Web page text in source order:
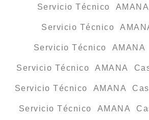
Servicio Técnico
Servicio Técnico
Servicio Técnico AMANA
Servicio Técnico AMANA
Servicio Técnico AMANA
Servicio Técnico AMANA